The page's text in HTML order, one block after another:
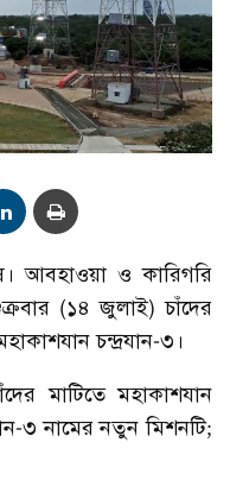
আবহাওয়া ও কারিগরি
(১৪ জুলাই) চাঁদের
চন্দ্রযান-৩।
মাটিতে মহাকাশযান
৩ নামের নতুন মিশনটি;